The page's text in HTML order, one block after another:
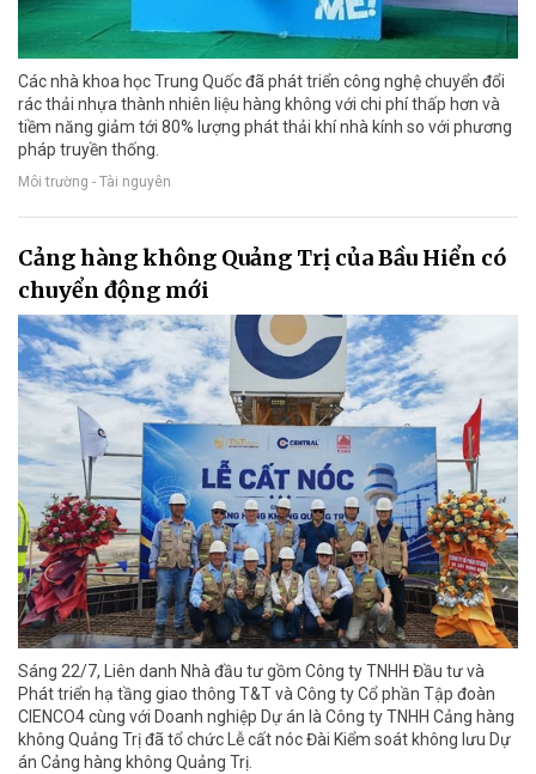
Các nhà khoa học Trung Quốc đã phát triển công nghệ chuyển đổi
rác thải nhựa thành nhiên liệu hàng không với chi phí thấp hơn và
tiềm năng giảm tới 80% lượng phát thải khí nhà kính so với phương
pháp truyền thống.
Môi trường - Tài nguyên
Cảng hàng không Quảng Trị của Bầu Hiển có
chuyển động mới
Sáng 22/7, Liên danh Nhà đầu tư gồm Công ty TNHH Đầu tư và
Phát triển hạ tầng giao thông T&T và Công ty Cổ phần Tập đoàn
CIENCO4 cùng với Doanh nghiệp Dự án là Công ty TNHH Cảng hàng
không Quảng Trị đã tổ chức Lễ cất nóc Đài Kiểm soát không lưu Dự
án Cảng hàng không Quảng Trị.